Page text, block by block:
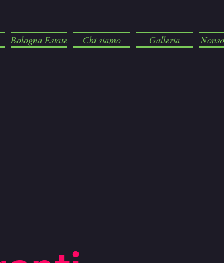
Bologna Estate Chi siamo Galleria